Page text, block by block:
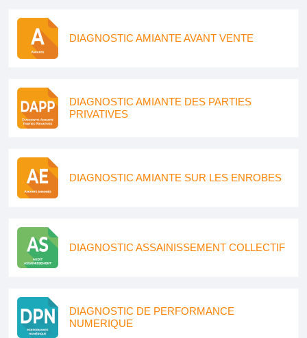
DIAGNOSTIC AMIANTE AVANT VENTE
DIAGNOSTIC AMIANTE DES PARTIES
PRIVATIVES
DIAGNOSTIC AMIANTE SUR LES ENROBES
DIAGNOSTIC ASSAINISSEMENT COLLECTIF
DIAGNOSTIC DE PERFORMANCE
NUMERIQUE